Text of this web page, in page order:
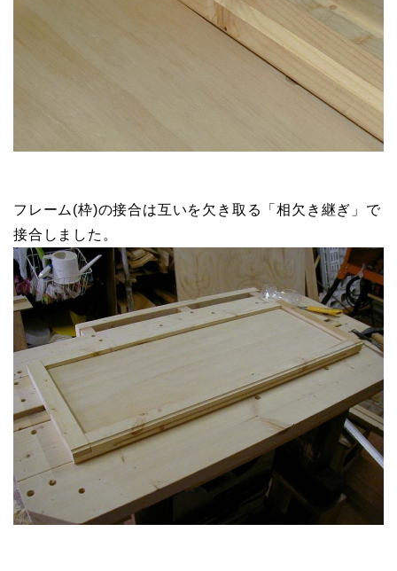
フレーム(枠)の接合は互いを欠き取る「相欠き継ぎ」で
接合しました。